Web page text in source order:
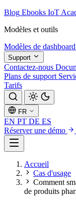
Blog Ebooks IoT
Modèles et outils
Modèles de dashboard
Support
Contactez-nous
Plans de support
Tarifs
FR
EN PT DE ES
Réserver une démo
Accueil
Cas d'usage
Comment
de produits